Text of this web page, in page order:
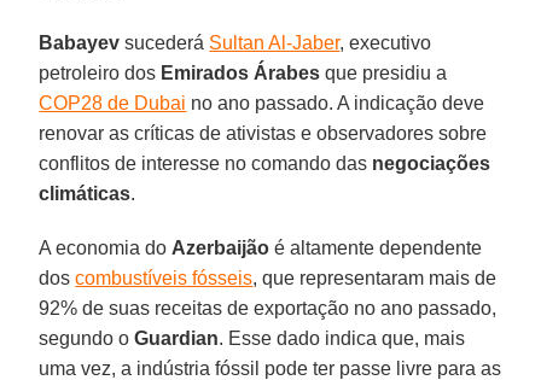
Babayev sucederá Sultan Al-Jaber, executivo
petroleiro dos Emirados Árabes que presidiu a
COP28 de Dubai no ano passado. A indicação deve
renovar as críticas de ativistas e observadores sobre
conflitos de interesse no comando das negociações
climáticas.
A economia do Azerbaijão é altamente dependente
doscombustíveis fósseis, que representaram mais de
92% de suas receitas de exportação no ano passado,
segundo oGuardian. Esse dado indica que, mais
uma vez, a indústria fóssil pode ter passe livre para as